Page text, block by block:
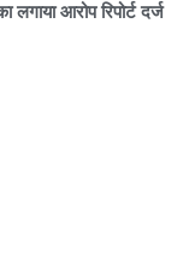
आरोप रिपोर्ट दर्ज